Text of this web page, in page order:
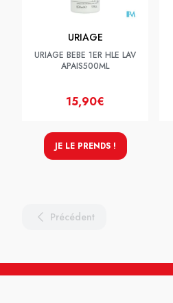
URIAGE
URIAGE BEBE 1ER HLE LAV
APAIS500ML
15,90€
JE LE PRENDS !
Précédent